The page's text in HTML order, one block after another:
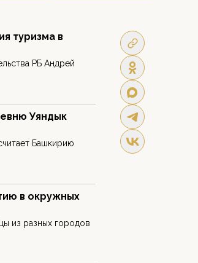
туризма в
РБ Андрей
Уяндык
Башкирию
в окружных
из разных городов